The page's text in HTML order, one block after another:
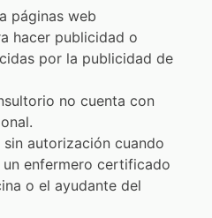
páginas web
hacer publicidad o
por la publicidad de
no cuenta con
autorización cuando
enfermero certificado
o el ayudante del